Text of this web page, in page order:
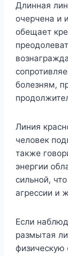
Длинная
очерчена и
обещает
болезням,
Линия
человек
также
энергии
сильной,
агрессии и
Если
размытая
физическую